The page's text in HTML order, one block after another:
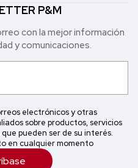
P&M
con la mejor in formación
y comunicaciones.
electrónicos y otras
sobre productos, servicios
pueden ser de su interés.
en cualquier momento